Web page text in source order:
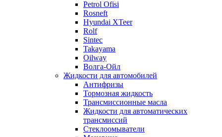
Petrol Ofisi
Rosneft
Hyundai XTeer
Rolf
Sintec
Takayama
Oilway
Волга-Ойл
Жидкости для автомобилей
Антифризы
Тормозная жидкость
Трансмиссионные масла
Жидкости для автоматических
трансмиссий
Стеклоомыватели